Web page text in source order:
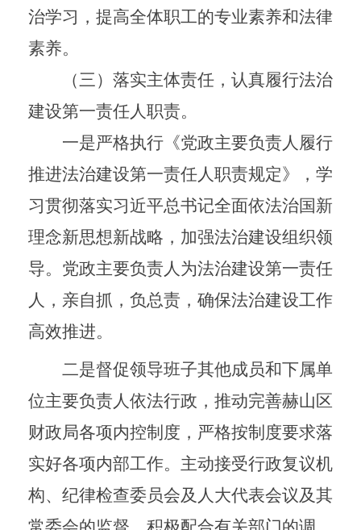
治学习，提高全体职工的专业素养和法律
素养。
（三）落实主体责任，认真履行法治
建设第一责任人职责。
一是严格执行《党政主要负责人履行
推进法治建设第一责任人职责规定》，学
习贯彻落实习近平总书记全面依法治国新
理念新思想新战略，加强法治建设组织领
导。党政主要负责人为法治建设第一责任
人，亲自抓，负总责，确保法治建设工作
高效推进。
二是督促领导班子其他成员和下属单
位主要负责人依法行政，推动完善赫山区
财政局各项内控制度，严格按制度要求落
实好各项内部工作。主动接受行政复议机
构、纪律检查委员会及人大代表会议及其